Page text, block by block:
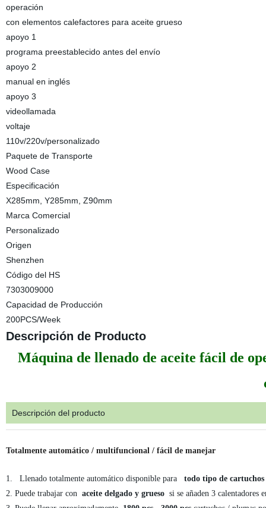
operación
con elementos calefactores para aceite grueso
apoyo 1
programa preestablecido antes del envío
apoyo 2
manual en inglés
apoyo 3
videollamada
voltaje
110v/220v/personalizado
Paquete de Transporte
Wood Case
Especificación
X285mm, Y285mm, Z90mm
Marca Comercial
Personalizado
Origen
Shenzhen
Código del HS
7303009000
Capacidad de Producción
200PCS/Week
Descripción de Producto
Máquina de llenado de aceite fácil de
Descripción del producto
Totalmente automático / multifuncional / fácil de manejar
1. Llenado totalmente automático disponible para
todo tipo de cartuchos
2. Puede trabajar conaceite delgado y grueso si se añaden 3 calentadores